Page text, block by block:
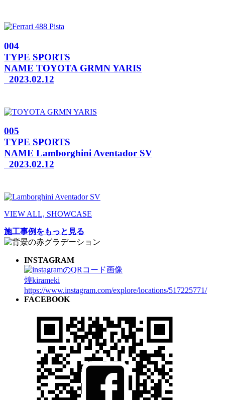
004
TYPE SPORTS
NAME TOYOTA GRMN YARIS
2023.02.12
005
TYPE SPORTS
NAME Lamborghini Aventador SV
2023.02.12
VIEW ALL, SHOWCASE
施工事例をもっと見る
INSTAGRAM
煌kirameki
https://www.instagram.com/explore/locations/517225771/
FACEBOOK